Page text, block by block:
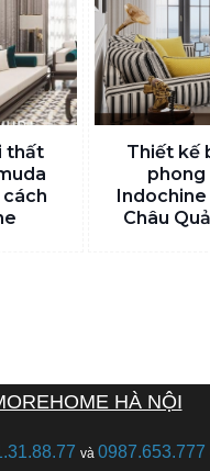
thất
Thiết kế
phong
Châu
HÀ NỘI
và 0987.653.777